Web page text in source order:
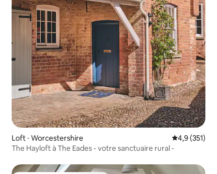
Loft ⋅ Worcestershire Évaluation
4,9 (351)
The Hayloft à The Eades - votre sanctuaire rural -